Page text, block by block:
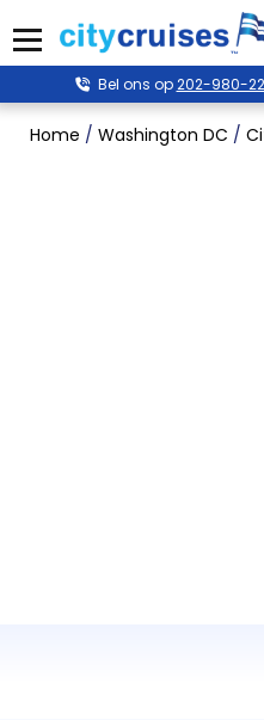
naar
inhoud
Menu
Bel ons op202-980-
Home / Washington DC /